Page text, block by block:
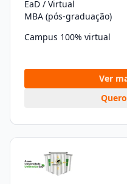
EaD / Virtual
MBA (pós-graduação)
Campus 100% virtual
Ver